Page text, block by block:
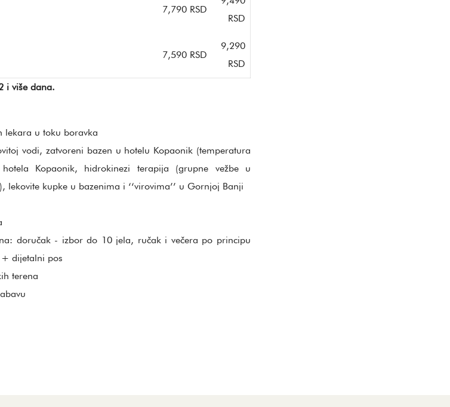
7,790 RSD
RSD
7,590 RSD
9,290
RSD
i više dana.
lekara u toku boravka
vodi, zatvoreni bazen u hotelu Kopaonik (temperatura
Kopaonik, hidrokinezi terapija (grupne vežbe u
kupke u bazenima i ‘‘virovima’’ u Gornjoj Banji
doručak - izbor do 10 jela, ručak i večera po principu
dijetalni pos
terena